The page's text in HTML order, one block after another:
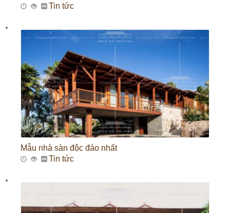
Tin tức
Mẫu nhà sàn độc đáo nhất
Tin tức